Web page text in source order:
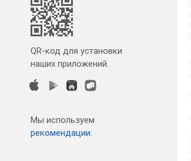
QR-код для установки
наших приложений.
Мы используем
рекомендации.